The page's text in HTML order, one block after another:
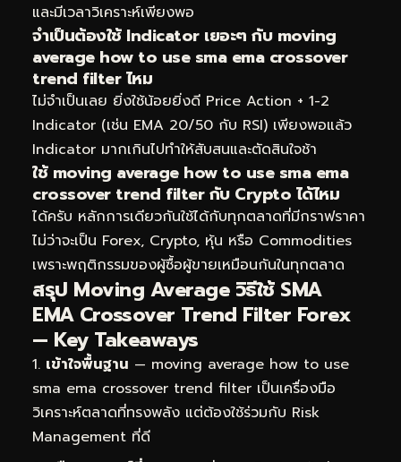
และมีเวลาวิเคราะห์เพียงพอ
จำเป็นต้องใช้ Indicator เยอะๆ กับ moving
average how to use sma ema crossover
trend filter ไหม
ไม่จำเป็นเลย ยิ่งใช้น้อยยิ่งดี Price Action + 1-2
Indicator (เช่น EMA 20/50 กับ RSI) เพียงพอแล้ว
Indicator มากเกินไปทำให้สับสนและตัดสินใจช้า
ใช้ moving average how to use sma ema
crossover trend filter กับ Crypto ได้ไหม
ได้ครับ หลักการเดียวกันใช้ได้กับทุกตลาดที่มีกราฟราคา
ไม่ว่าจะเป็น Forex, Crypto, หุ้น หรือ Commodities
เพราะพฤติกรรมของผู้ซื้อผู้ขายเหมือนกันในทุกตลาด
สรุป Moving Average วิธีใช้ SMA
EMA Crossover Trend Filter Forex
— Key Takeaways
เข้าใจพื้นฐาน — moving average how to use
sma ema crossover trend filter เป็นเครื่องมือ
วิเคราะห์ตลาดที่ทรงพลัง แต่ต้องใช้ร่วมกับ Risk
Management ที่ดี